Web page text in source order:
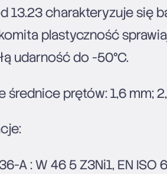
13.23 charakteryzuje się
plastyczność
udarność do -50°C.
średnice prętów: 1,6 mm;
A : W 46 5 Z3Ni1, EN ISO